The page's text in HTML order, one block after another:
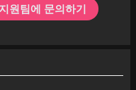
지원팀에 문의하기